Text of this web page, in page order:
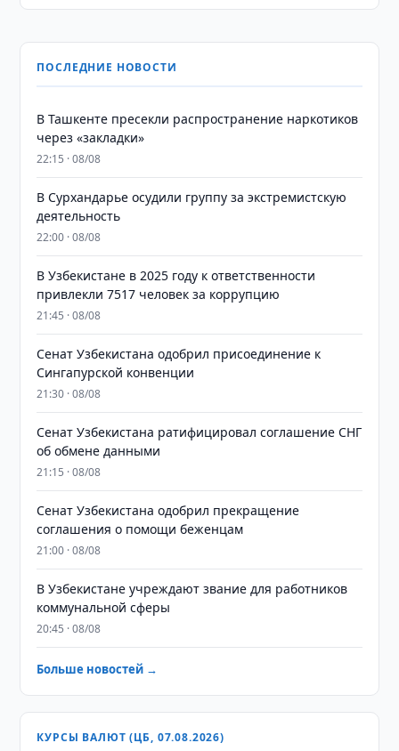
ПОСЛЕДНИЕ НОВОСТИ
В Ташкенте пресекли распространение наркотиков
через «закладки»
22:15 · 08/08
В Сурхандарье осудили группу за экстремистскую
деятельность
22:00 · 08/08
В Узбекистане в 2025 году к ответственности
привлекли 7517 человек за коррупцию
21:45 · 08/08
Сенат Узбекистана одобрил присоединение к
Сингапурской конвенции
21:30 · 08/08
Сенат Узбекистана ратифицировал соглашение СНГ
об обмене данными
21:15 · 08/08
Сенат Узбекистана одобрил прекращение
соглашения о помощи беженцам
21:00 · 08/08
В Узбекистане учреждают звание для работников
коммунальной сферы
20:45 · 08/08
Больше новостей →
КУРСЫ ВАЛЮТ (ЦБ, 07.08.2026)